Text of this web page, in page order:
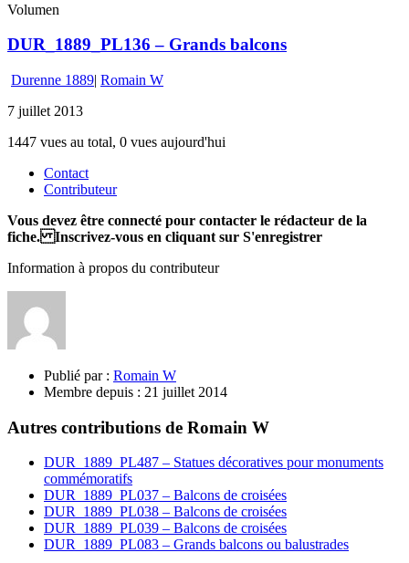
Volumen
DUR_1889_PL136 – Grands balcons
Durenne 1889| Romain W
7 juillet 2013
1447 vues au total, 0 vues aujourd'hui
Contact
Contributeur
Vous devez être connecté pour contacter le rédacteur de la
fiche. Inscrivez-vous en cliquant sur S'enregistrer
Information à propos du contributeur
Publié par : Romain W
Membre depuis : 21 juillet 2014
Autres contributions de Romain W
DUR_1889_PL487 – Statues décoratives pour monuments
commémoratifs
DUR_1889_PL037 – Balcons de croisées
DUR_1889_PL038 – Balcons de croisées
DUR_1889_PL039 – Balcons de croisées
DUR_1889_PL083 – Grands balcons ou balustrades